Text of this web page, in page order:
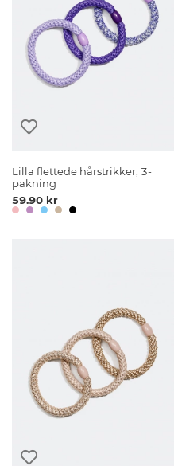
Lilla flettede hårstrikker, 3-
pakning
59.90 kr